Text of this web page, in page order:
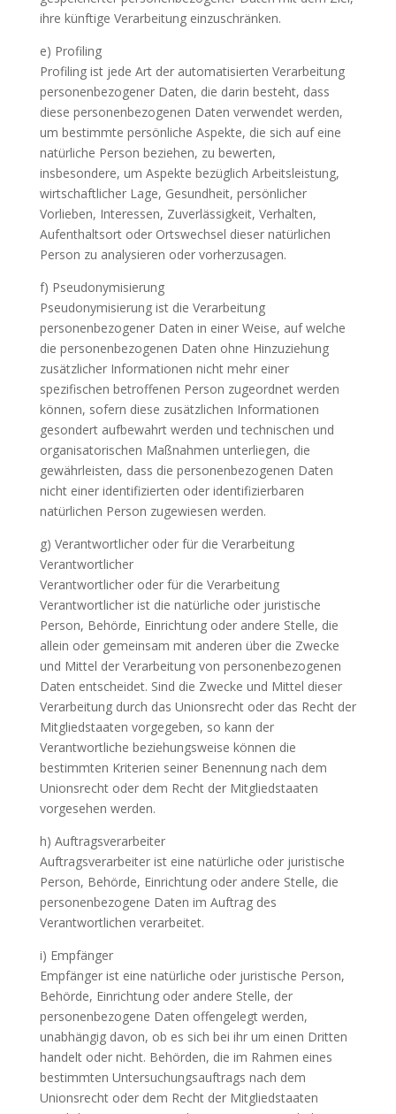
ihre künftige Verarbeitung einzuschränken.
e) Profiling
Profiling ist jede Art der automatisierten Verarbeitung
personenbezogener Daten, die darin besteht, dass
diese personenbezogenen Daten verwendet werden,
um bestimmte persönliche Aspekte, die sich auf eine
natürliche Person beziehen, zu bewerten,
insbesondere, um Aspekte bezüglich Arbeitsleistung,
wirtschaftlicher Lage, Gesundheit, persönlicher
Vorlieben, Interessen, Zuverlässigkeit, Verhalten,
Aufenthaltsort oder Ortswechsel dieser natürlichen
Person zu analysieren oder vorherzusagen.
f) Pseudonymisierung
Pseudonymisierung ist die Verarbeitung
personenbezogener Daten in einer Weise, auf welche
die personenbezogenen Daten ohne Hinzuziehung
zusätzlicher Informationen nicht mehr einer
spezifischen betroffenen Person zugeordnet werden
können, sofern diese zusätzlichen Informationen
gesondert aufbewahrt werden und technischen und
organisatorischen Maßnahmen unterliegen, die
gewährleisten, dass die personenbezogenen Daten
nicht einer identifizierten oder identifizierbaren
natürlichen Person zugewiesen werden.
g) Verantwortlicher oder für die Verarbeitung
Verantwortlicher
Verantwortlicher oder für die Verarbeitung
Verantwortlicher ist die natürliche oder juristische
Person, Behörde, Einrichtung oder andere Stelle, die
allein oder gemeinsam mit anderen über die Zwecke
und Mittel der Verarbeitung von personenbezogenen
Daten entscheidet. Sind die Zwecke und Mittel dieser
Verarbeitung durch das Unionsrecht oder das Recht der
Mitgliedstaaten vorgegeben, so kann der
Verantwortliche beziehungsweise können die
bestimmten Kriterien seiner Benennung nach dem
Unionsrecht oder dem Recht der Mitgliedstaaten
vorgesehen werden.
h) Auftragsverarbeiter
Auftragsverarbeiter ist eine natürliche oder juristische
Person, Behörde, Einrichtung oder andere Stelle, die
personenbezogene Daten im Auftrag des
Verantwortlichen verarbeitet.
i) Empfänger
Empfänger ist eine natürliche oder juristische Person,
Behörde, Einrichtung oder andere Stelle, der
personenbezogene Daten offengelegt werden,
unabhängig davon, ob es sich bei ihr um einen Dritten
handelt oder nicht. Behörden, die im Rahmen eines
bestimmten Untersuchungsauftrags nach dem
Unionsrecht oder dem Recht der Mitgliedstaaten